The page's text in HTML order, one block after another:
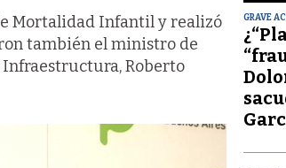
Mortalidad Infantil y realizó
también el ministro de
Infraestructura, Roberto
GRAVE